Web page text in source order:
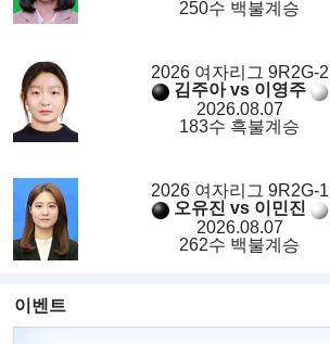
250수 백불계승
2026 여자리그 9R2G-2
김주아 vs 이영주
2026.08.07
183수 흑불계승
2026 여자리그 9R2G-1
오유진 vs 이민진
2026.08.07
262수 백불계승
이벤트